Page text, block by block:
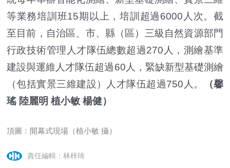
等業務培訓班15期以上，培訓超過6000人次。截
至目前，自治區、市、縣（區）三級自然資源部門
行政技術管理人才隊伍總數超過270人，測繪基準
建設與運維人才隊伍超過60人，緊缺新型基礎測繪
（包括實景三維建設）人才隊伍超過750人。
（馨
瑤 陸麗明 植小敏 楊健）
頂圖：開幕式現場（植小敏 攝）
責任編輯：林梓琦